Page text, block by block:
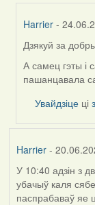
Harrier -
In
reply
to
Alla
Дзякуй за
А самец гэты і
пашанцавала
Увайдзіце ці
Harrier-
У 10:40 адзін з
убачыў каля
паспрабаваў яе